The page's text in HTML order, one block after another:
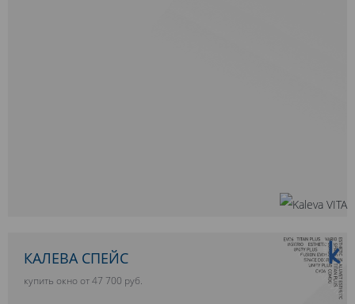
10 ЛЕТ ГАРАНТИИ
КАЛЕВА СПЕЙС
купить окно от 47 700 руб.